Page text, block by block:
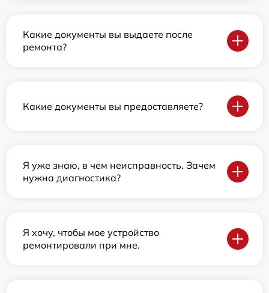
Какие документы вы выдаете после
ремонта?
Какие документы вы предоставляете?
Я уже знаю, в чем неисправность. Зачем
нужна диагностика?
Я хочу, чтобы мое устройство
ремонтировали при мне.